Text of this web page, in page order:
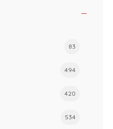
83
494
420
534